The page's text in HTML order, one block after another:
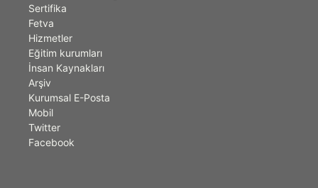
Sertifika
Fetva
Hizmetler
Eğitim kurumları
İnsan Kaynakları
Arşiv
Kurumsal E-Posta
Mobil
Twitter
Facebook